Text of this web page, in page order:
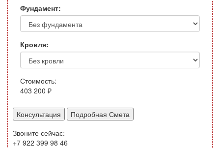
Фундамент:
Кровля:
Стоимость:
403 200 ₽
Консультация
Звоните сейчас:
+7 922 399 98 46